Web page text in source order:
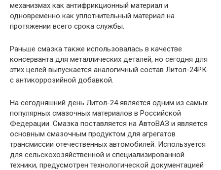
механизмах как антифрикционный материал и
одновременно как уплотнительный материал на
протяжении всего срока службы.
Раньше смазка также использовалась в качестве
консерванта для металлических деталей, но сегодня для
этих целей выпускается аналогичный состав Литол-24РК
с антикоррозийной добавкой.
На сегодняшний день Литол-24 является одним из самых
популярных смазочных материалов в Российской
Федерации. Смазка поставляется на АвтоВАЗ и является
основным смазочным продуктом для агрегатов
трансмиссии отечественных автомобилей. Используется
для сельскохозяйственной и специализированной
техники, предусмотрен технологической документацией